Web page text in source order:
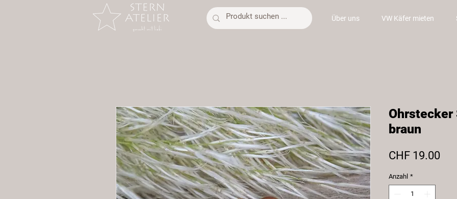
Über uns VW Käfer mieten
Ohrstecker
braun
CHF 19.00
Anzahl *